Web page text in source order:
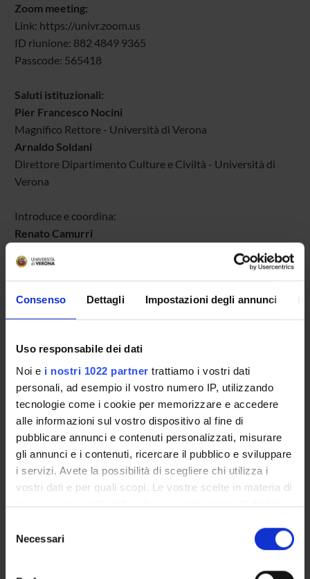
Consenso Dettagli Impostazioni degli annunci
Uso responsabile dei dati
Noi e i nostri 1022 partner trattiamo i vostri dati
personali, ad esempio il vostro numero IP, utilizzando
tecnologie come i cookie per memorizzare e accedere
alle informazioni sul vostro dispositivo al fine di
pubblicare annunci e contenuti personalizzati, misurare
gli annunci e i contenuti, ricercare il pubblico e sviluppare
i servizi. Avete la possibilità di scegliere chi utilizza i
vostri dati e per quali scopi. Le vostre scelte in materia di
privacy sono applicabili solo su questa proprietà digitale
modificare o revocare il proprio consenso in qualsiasi
momento dalla Dichiarazione sui cookie o facendo clic
delNecessari
Zoom meeting:
Link: https://univr.zoom.us
ID riunione: 882 4849 9365
Passcode: 565418
Saluti istituzionali:
Pier Francesco Nocini
Magnifico Rettore - Università di Verona
Arnaldo Soldani
Direttore Dipartimento Culture e Civiltà - Università di
Verona
Introduce e coordina:
Renato Camurri
Interventi di:
Mario Del Pero, Sciences Po, Parigi
Federico Finchelstein, New School for Social Research, New
Commenti di:
Martino Mazzonis, Giornalista e ricercatore
Marilisa Palumbo, Giornalista, Corriere della Sera
ALLEGATI
Locandina (pdf, it, 712 KB, 13/11/20)
Referente